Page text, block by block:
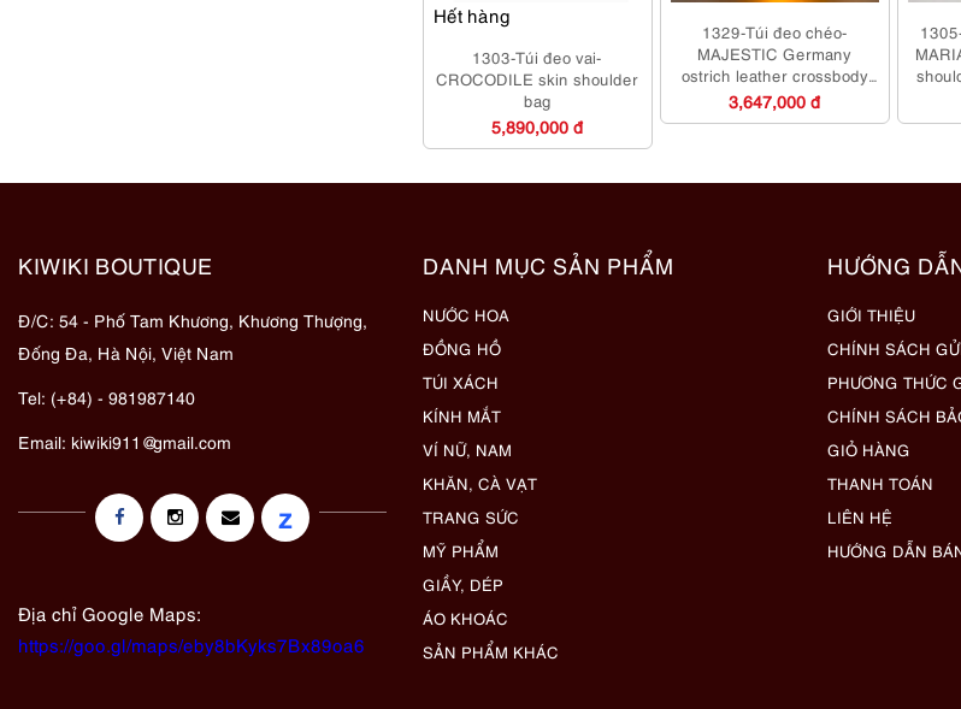
Hết hàng
1303-Túi đeo vai-
CROCODILE skin shoulder
bag
5,890,000 đ
1329-Túi đeo chéo-
MAJESTIC Germany
ostrich leather crossbody
bag-Đã sử dụng
3,647,000 đ
KIWIKI BOUTIQUE
Đ/C: 54 - Phố Tam Khương, Khương Thượng,
Đống Đa, Hà Nội, Việt Nam
Tel: (+84) - 981987140
Email: kiwiki911@gmail.com
z
Địa chỉ Google Maps:
https://goo.gl/maps/eby8bKyks7Bx89oa6
DANH MỤC SẢN PHẨM
NƯỚC HOA
ĐỒNG HỒ
TÚI XÁCH
KÍNH MẮT
VÍ NỮ, NAM
KHĂN, CÀ VẠT
TRANG SỨC
MỸ PHẨM
GIẦY, DÉP
ÁO KHOÁC
SẢN PHẨM KHÁC
HƯỚNG
GIỚI THIỆU
CHÍNH SÁCH
PHƯƠNG THỨC
CHÍNH SÁCH
GIỎ HÀNG
THANH TOÁN
LIÊN HỆ
HƯỚNG DẪN